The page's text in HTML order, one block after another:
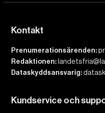
Kontakt
Prenumerationsärenden:
Redaktionen:
Dataskyddsansvarig:
Kundservice och